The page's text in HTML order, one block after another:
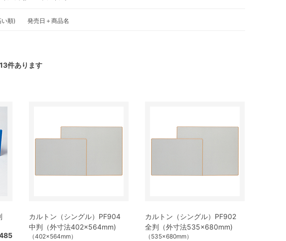
順) 発売日＋商品名
13件あります
カルトン（シングル）PF904
中判（外寸法402×564mm)
（402×564mm）
カルトン（シングル）PF902
全判（外寸法535×680mm)
（535×680mm）